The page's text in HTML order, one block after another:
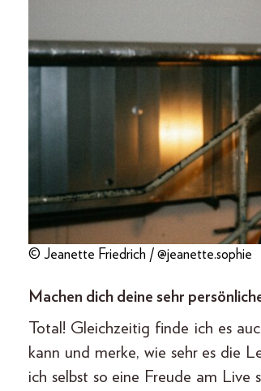
© Jeanette Friedrich / @jeanette.sophie
Machen dich deine sehr
Total! Gleichzeitig finde ich es
kann und merke, wie sehr es die
ich selbst so eine Freude am Live